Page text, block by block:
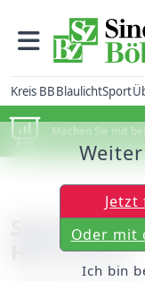
Kreis BBBlaulichtSport
Machen Sie mit
Herrmann
Jetzt
Oder mit
Ich bin